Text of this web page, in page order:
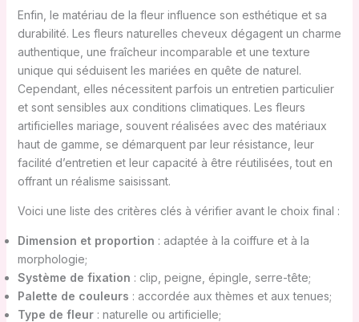
Enfin, le matériau de la fleur influence son esthétique et sa
durabilité. Les fleurs naturelles cheveux dégagent un charme
authentique, une fraîcheur incomparable et une texture
unique qui séduisent les mariées en quête de naturel.
Cependant, elles nécessitent parfois un entretien particulier
et sont sensibles aux conditions climatiques. Les fleurs
artificielles mariage, souvent réalisées avec des matériaux
haut de gamme, se démarquent par leur résistance, leur
facilité d’entretien et leur capacité à être réutilisées, tout en
offrant un réalisme saisissant.
Voici une liste des critères clés à vérifier avant le choix final :
Dimension et proportion : adaptée à la coiffure et à la
morphologie;
Système de fixation : clip, peigne, épingle, serre-tête;
Palette de couleurs : accordée aux thèmes et aux tenues;
Type de fleur: naturelle ou artificielle;